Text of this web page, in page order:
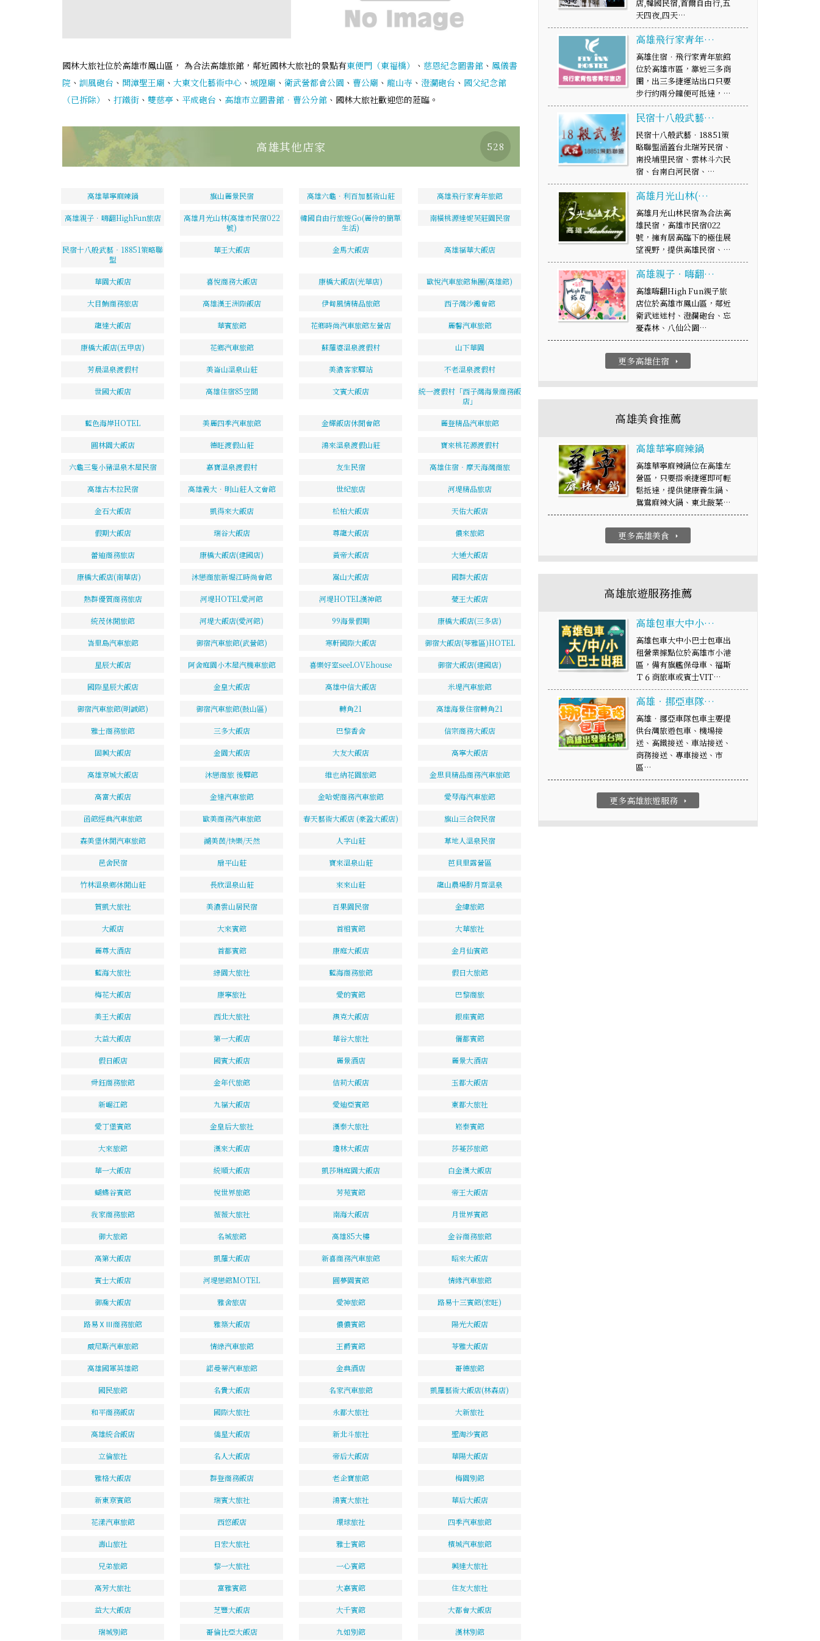
國林大旅社位於高雄市鳳山區， 為合法高雄旅館，鄰近國林大旅社的景點有東便門（東福橋） 、 慈恩紀念圖書館 、 鳳儀書
院 、 訓風砲台 、 開漳聖王廟 、 大東文化藝術中心 、 城隍廟 、 衛武營都會公園 、 曹公廟 、 龍山寺 、 澄瀾砲台 、 國父紀念館
（已拆除）
、 打鐵街 、 雙慈亭 、 平成砲台 、 高雄市立圖書館．曹公分館 、國林大旅社歡迎您的蒞臨。
高雄其他店家 528
高雄華寧麻辣鍋 旗山麗景民宿 高雄六龜．利百加藝術山莊 高雄飛行家青年旅館
高雄親子．嗨翻HighFun旅店
高雄月光山林(高雄市民宿022
號)
韓國自由行旅遊Go(麗伶的簡單
生活)
南橫桃源達妮芙莊園民宿
民宿十八般武藝‧18851策略聯
盟
華王大飯店 金馬大飯店 高雄福華大飯店
華園大飯店 喜悅商務大飯店 康橋大飯店(光華店) 歐悅汽車旅館集團(高雄館)
大目鮪商務旅店 高雄漢王洲際飯店 伊甸風情精品旅館 西子灣沙灘會館
龍達大飯店 華賓旅館 花鄉時尚汽車旅館左營店 麗馨汽車旅館
康橋大飯店(五甲店) 花鄉汽車旅館 蘇羅婆溫泉渡假村 山下華園
芳晨溫泉渡假村 美崙山溫泉山莊 美濃客家驛站 不老溫泉渡假村
世國大飯店 高雄住宿85空間 文賓大飯店
統一渡假村「西子灣海景商務飯
店」
藍色海岸HOTEL 美麗四季汽車旅館 金輝飯店休閒會館 麗登精品汽車旅館
圓林園大飯店 德旺渡假山莊 鴻來溫泉渡假山莊 寶來桃花源渡假村
六龜三隻小豬溫泉木屋民宿 嘉寶溫泉渡假村 友生民宿 高雄住宿‧摩天海灣商旅
高雄古木拉民宿 高雄義大．明山莊人文會館 世紀旅店 河堤精品旅店
金石大飯店 凱得來大飯店 松柏大飯店 天佑大飯店
假期大飯店 瑞谷大飯店 尊龍大飯店 儂來旅館
蕾迪商務旅店 康橋大飯店(建國店) 黃帝大飯店 大通大飯店
康橋大飯店(南華店) 沐戀商旅新堀江時尚會館 嵩山大飯店 國群大飯店
熱群優質商務旅店 河堤HOTEL愛河館 河堤HOTEL漢神館 薆王大飯店
統茂休閒旅館 河堤大飯店(愛河館) 99海景假期 康橋大飯店(三多店)
峇里島汽車旅館 御宿汽車旅館(武營館) 寒軒國際大飯店 御宿大飯店(苓雅區)HOTEL
星辰大飯店 阿舍庭園小木屋汽機車旅館 喜樂好室seeLOVEhouse 御宿大飯店(建國店)
國際星辰大飯店 金皇大飯店 高雄中信大飯店 米堤汽車旅館
御宿汽車旅館(明誠館) 御宿汽車旅館(鼓山區) 轉角21 高雄海景住宿轉角21
雅士商務旅館 三多大飯店 巴黎香舍 信宗商務大飯店
固興大飯店 金園大飯店 大友大飯店 高寧大飯店
高雄京城大飯店 沐戀商旅 後驛館 維也納花園旅館 金思貝精品商務汽車旅館
高富大飯店 金達汽車旅館 金哈妮商務汽車旅館 愛琴海汽車旅館
函館經典汽車旅館 歐美商務汽車旅館 春天藝術大飯店 (豪盈大飯店) 旗山三合院民宿
森美堡休閒汽車旅館 湖美茵/快樂/天然 人字山莊 草地人溫泉民宿
邑舍民宿 扇平山莊 寶來溫泉山莊 芭貝里露營區
竹林溫泉鄉休閒山莊 長欣溫泉山莊 來來山莊 龍山農場醉月齋溫泉
賀凱大旅社 美濃雲山居民宿 百果園民宿 金緯旅館
大飯店 大來賓館 首相賓館 大華旅社
麗尊大酒店 首都賓館 康庭大飯店 金月仙賓館
藍海大旅社 綠園大旅社 藍海商務旅館 假日大旅館
梅花大飯店 康寧旅社 愛的賓館 巴黎商旅
美王大飯店 西北大旅社 澳克大飯店 銀座賓館
大益大飯店 第一大飯店 華谷大旅社 儷都賓館
假日飯店 國賓大飯店 麗景酒店 麗景大酒店
舜鈺商務旅館 金年代旅館 佶莉大飯店 玉都大飯店
新崛江館 九福大飯店 愛迪亞賓館 東都大旅社
愛丁堡賓館 金皇后大旅社 漢泰大旅社 崧泰賓館
大來旅館 漢來大飯店 瓊林大飯店 莎蔓莎旅館
華一大飯店 統順大飯店 凱莎琳庭園大飯店 白金漢大飯店
蝴蝶谷賓館 悅世界旅館 芳苑賓館 帝王大飯店
我家商務旅館 薇薇大旅社 南海大飯店 月世界賓館
御大旅館 名城旅館 高雄85大樓 金谷商務旅館
高第大飯店 凱羅大飯店 新喜商務汽車旅館 昭來大飯店
賓士大飯店 河堤戀館MOTEL 圓夢園賓館 情緣汽車旅館
御喬大飯店 雅舍旅店 愛神旅館 路易十三賓館(宏旺)
路易ⅩⅢ商務旅館 雅築大飯店 儂儂賓館 陽光大飯店
威尼斯汽車旅館 情綠汽車旅館 王爵賓館 苓雅大飯店
高雄國軍英雄館 諾曼蒂汽車旅館 金典酒店 哥德旅館
國民旅館 名貴大飯店 名家汽車旅館 凱羅藝術大飯店(林森店)
和平商務飯店 國際大旅社 永都大旅社 大新旅社
高雄統合飯店 僑星大飯店 新北斗旅社 聖淘沙賓館
立倫旅社 名人大飯店 帝后大飯店 華陽大飯店
雅格大飯店 群登商務飯店 老企寶旅館 梅園別館
新東京賓館 瑞賓大旅社 鴻賓大旅社 華后大飯店
花漾汽車旅館 西悠飯店 環球旅社 四季汽車旅館
壽山旅社 日宏大旅社 雅士賓館 檳城汽車旅館
兄弟旅館 黎一大旅社 一心賓館 興達大旅社
高芳大旅社 富雅賓館 大嘉賓館 住友大旅社
益大大飯店 芝豐大飯店 大千賓館 大都會大飯店
瑞城別館 哥倫比亞大飯店 九如別館 漢林別館
店,韓國民宿,首爾自由行,五
天四夜,四天…
高雄飛行家青年…
高雄住宿．飛行家青年旅館
位於高雄市區，靠近三多商
圈，出三多捷運站出口只要
步行約兩分鐘便可抵達，…
民宿十八般武藝…
民宿十八般武藝‧18851策
略聯盟涵蓋台北瑞芳民宿、
南投埔里民宿、雲林斗六民
宿、台南白河民宿、…
高雄月光山林(…
高雄月光山林民宿為合法高
雄民宿，高雄市民宿022
號，擁有居高臨下的極佳展
望視野，提供高雄民宿、…
高雄親子．嗨翻…
高雄嗨翻High Fun親子旅
店位於高雄市鳳山區，鄰近
衛武迷迷村、澄瀾砲台、忘
憂森林、八仙公園…
更多高雄住宿 arrow_right
高雄美食推薦
高雄華寧麻辣鍋
高雄華寧麻辣鍋位在高雄左
營區，只要搭乘捷運即可輕
鬆抵達，提供健康養生鍋、
鴛鴦麻辣火鍋、東北酸菜…
更多高雄美食 arrow_right
高雄旅遊服務推薦
高雄包車大中小…
高雄包車大中小巴士包車出
租營業據點位於高雄市小港
區，備有旗艦保母車、福斯
Ｔ６商旅車或賓士VIT…
高雄‧挪亞車隊…
高雄‧挪亞車隊包車主要提
供台灣旅遊包車、機場接
送、高鐵接送、車站接送、
商務接送、專車接送、市
區…
更多高雄旅遊服務 arrow_right